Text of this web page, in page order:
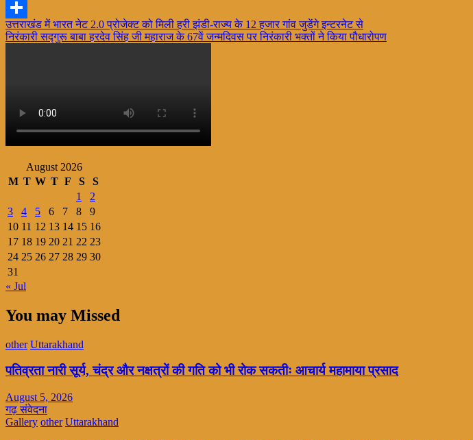
X
Share
Post
navigation
उत्तराखंड में भारत नेट 2.0 प्रोजेक्ट को मिली हरी झंडी-राज्य के 12 हजार गांव जुडेंगे इन्टरनेट से
निरंकारी सद्गुरू बाबा हरदेव सिंह जी महाराज के 67वें जन्मदिवस पर निरंकारी भक्तों ने किया पौधारोपण
August 2026
M T W T F S
S
1
2
3
4 5 6 7 8
9
10 11 12 13 14 15 16
17 18 19 20 21 22 23
24 25 26 27 28 29 30
31
« Jul
You may Missed
other Uttarakhand
पतिव्रता नारी सूर्य, चंद्र और नक्षत्रों की गति को भी रोक सकतीः आचार्य महामाया प्रसाद
August 5, 2026
गढ़ संवेदना
Gallery other Uttarakhand